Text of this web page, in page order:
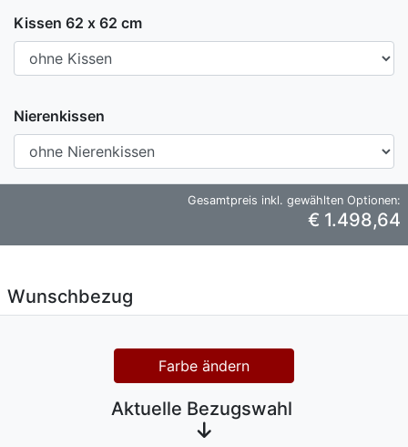
Kissen 62 x 62 cm
Nierenkissen
Gesamtpreis inkl. gewählten Optionen:
€ 1.498,64
Wunschbezug
Farbe ändern
Aktuelle Bezugswahl